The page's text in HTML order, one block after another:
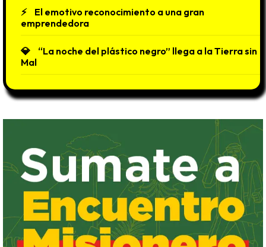
El emotivo reconocimiento a una gran
emprendedora
“La noche del plástico negro” llega a la Tierra sin
Mal